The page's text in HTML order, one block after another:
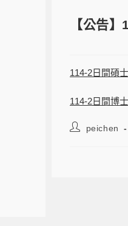
【公告
114-2日間碩
114-2日間博
peichen